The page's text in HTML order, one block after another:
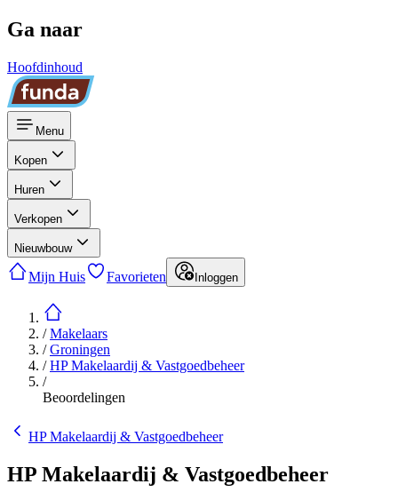
Ga naar
Hoofdinhoud
Menu
Kopen
Huren
Verkopen
Nieuwbouw
Mijn Huis Favorieten Inloggen
/Makelaars
/Groningen
/HP Makelaardij & Vastgoedbeheer
/
Beoordelingen
HP Makelaardij & Vastgoedbeheer
HP Makelaardij & Vastgoedbeheer